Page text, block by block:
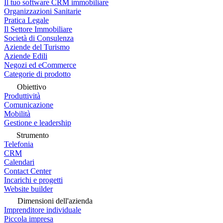
Il tuo software CRM immobiliare
Organizzazioni Sanitarie
Pratica Legale
Il Settore Immobiliare
Società di Consulenza
Aziende del Turismo
Aziende Edili
Negozi ed eCommerce
Categorie di prodotto
Obiettivo
Produttività
Comunicazione
Mobilità
Gestione e leadership
Strumento
Telefonia
CRM
Calendari
Contact Center
Incarichi e progetti
Website builder
Dimensioni dell'azienda
Imprenditore individuale
Piccola impresa